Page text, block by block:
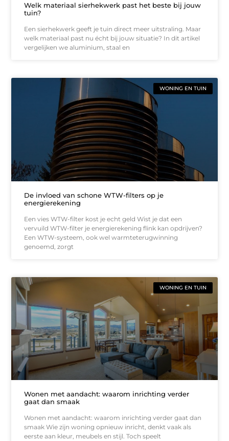
Welk materiaal sierhekwerk past het beste bij jouw
tuin?
Een sierhekwerk geeft je tuin direct meer uitstraling. Maar
welk materiaal past nu écht bij jouw situatie? In dit artikel
vergelijken we aluminium, staal en
WONING EN TUIN
De invloed van schone WTW-filters op je
energierekening
Een vies WTW-filter kost je echt geld Wist je dat een
vervuild WTW-filter je energierekening flink kan opdrijven?
Een WTW-systeem, ook wel warmteterugwinning
genoemd, zorgt
WONING EN TUIN
Wonen met aandacht: waarom inrichting verder
gaat dan smaak
Wonen met aandacht: waarom inrichting verder gaat dan
smaak Wie zijn woning opnieuw inricht, denkt vaak als
eerste aan kleur, meubels en stijl. Toch speelt